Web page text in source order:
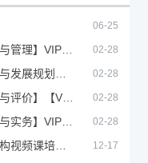
06-25
02-28
02-28
02-28
02-28
12-17